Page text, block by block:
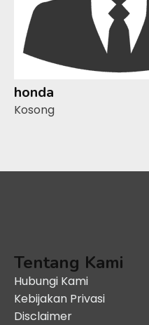
honda
Kosong
Tentang Kami
Hubungi Kami
Kebijakan Privasi
Disclaimer